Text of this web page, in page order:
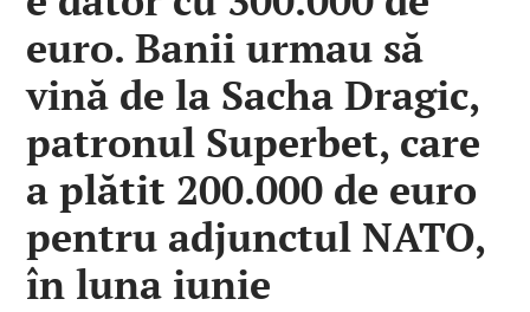
Seriale
Video
Despre noi
euro. Banii urmau să
vină de la Sacha Dragic,
patronul Superbet, care
a plătit 200.000 de euro
pentru adjunctul NATO,
în luna iunie